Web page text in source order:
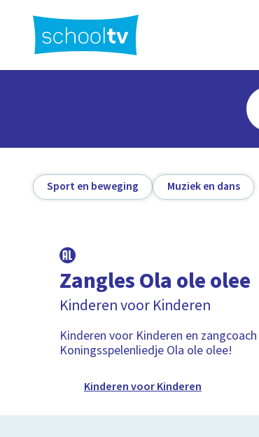
hoofdinhoud
Sport en beweging Muziek en dans
Zangles Ola ole olee
Kinderen voor Kinderen
Kinderen voor Kinderen en
Koningsspelenliedje Ola ole olee!
Kinderen voor Kinderen